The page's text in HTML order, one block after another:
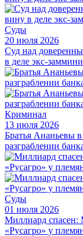
Суды
20 июля 2026
Суд над
в деле экс-
Криминал
13 июля 2026
Братья Ананьевы
разграблении
Суды
01 июля 2026
Миллиард спасен:
«Русагро» у